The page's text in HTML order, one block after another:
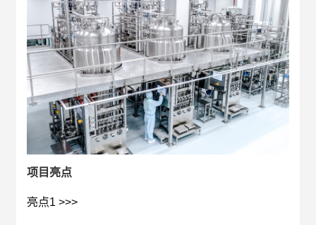
项目亮点
亮点1 >>>